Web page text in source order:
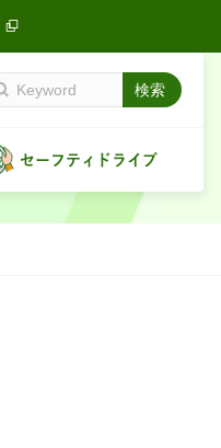
セーフティドライブ